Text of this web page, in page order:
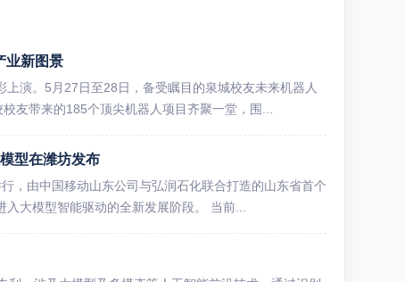
业新图景
演。5月27日至28日，备受瞩目的泉城校友未来机器人
友带来的185个顶尖机器人项目齐聚一堂，围...
型在潍坊发布
，由中国移动山东公司与弘润石化联合打造的山东省首个
大模型智能驱动的全新发展阶段。 当前...